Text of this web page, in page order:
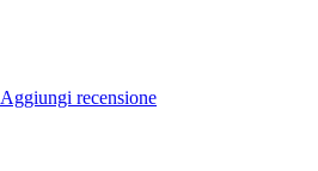
Aggiungi recensione